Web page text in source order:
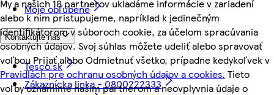
My a našich 18 partnerov ukladáme informácie v zariadení
alebo k nim pristupujeme, napríklad k jedinečným
identifikátorom v súboroch cookie, za účelom spracúvania
osobných údajov. Svoj súhlas môžete udeliť alebo spravovať
voľbou Prijať alebo Odmietnuť všetko, prípadne kedykoľvek v
Pravidlách pre ochranu osobných údajov a cookies. Tieto
voľby oznámime našim partnerom a neovplyvnia údaje o
Moje obľúbené
Kontaktujte nás
Tesco.sk
Zákaznícka linka - 0800222333